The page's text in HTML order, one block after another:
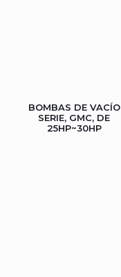
BOMBAS DE VACÍO
SERIE, GMC, DE
25HP~30HP